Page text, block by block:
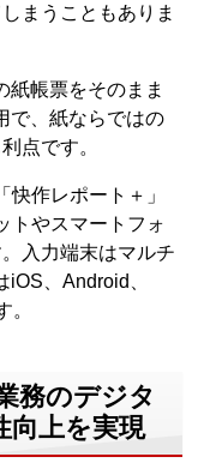
まうこともありま
紙帳票をそのまま
で、紙ならではの
点です。
作レポート＋」
トやスマートフォ
入力端末はマルチ
、Android、
。
務のデジタ
向上を実現